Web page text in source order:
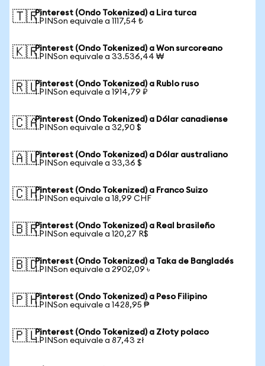
🇹🇷Pinterest (Ondo Tokenized) a Lira turca
1 PINSon equivale a 1117,54 ₺
🇰🇷Pinterest (Ondo Tokenized) a Won surcoreano
1 PINSon equivale a 33.536,44 ₩
🇷🇺Pinterest (Ondo Tokenized) a Rublo ruso
1 PINSon equivale a 1914,79 ₽
🇨🇦Pinterest (Ondo Tokenized) a Dólar canadiense
1 PINSon equivale a 32,90 $
🇦🇺Pinterest (Ondo Tokenized) a Dólar australiano
1 PINSon equivale a 33,36 $
🇨🇭Pinterest (Ondo Tokenized) a Franco Suizo
1 PINSon equivale a 18,99 CHF
🇧🇷Pinterest (Ondo Tokenized) a Real brasileño
1 PINSon equivale a 120,27 R$
🇧🇩Pinterest (Ondo Tokenized) a Taka de Bangladés
1 PINSon equivale a 2902,09 ৳
🇵🇭Pinterest (Ondo Tokenized) a Peso Filipino
1 PINSon equivale a 1428,95 ₱
🇵🇱Pinterest (Ondo Tokenized) a Złoty polaco
1 PINSon equivale a 87,43 zł